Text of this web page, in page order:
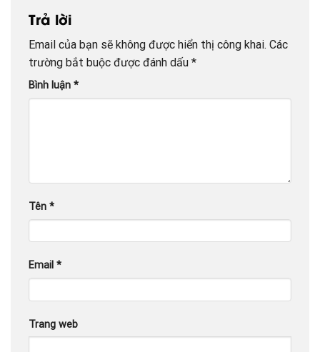
Trả lời
Email của bạn sẽ không được hiển thị công khai. Các
trường bắt buộc được đánh dấu *
Bình luận *
Tên *
Email *
Trang web